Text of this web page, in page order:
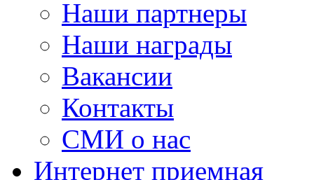
Наши партнеры
Наши награды
Вакансии
Контакты
СМИ о нас
Интернет приемная